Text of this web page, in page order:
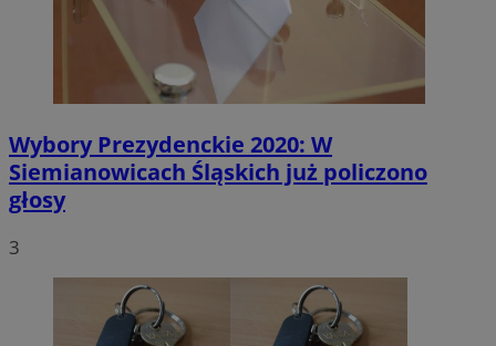
Wybory Prezydenckie 2020: W
Siemianowicach Śląskich już policzono
głosy
3